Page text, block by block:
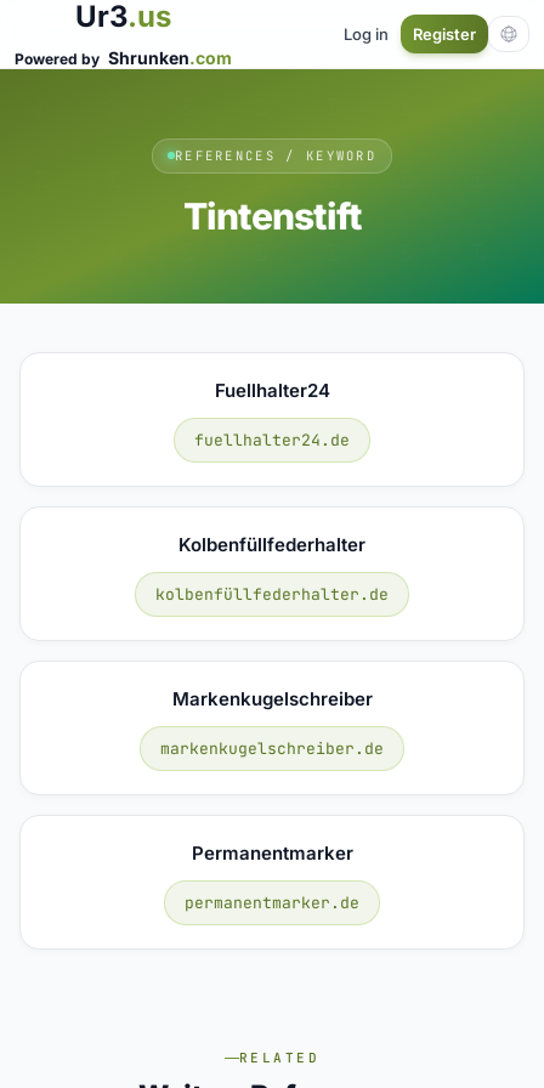
Ur3.us
Powered by Shrunken.com
Log in Register
REFERENCES / KEYWORD
Tintenstift
Fuellhalter24
fuellhalter24.de
Kolbenfüllfederhalter
kolbenfüllfederhalter.de
Markenkugelschreiber
markenkugelschreiber.de
Permanentmarker
permanentmarker.de
RELATED